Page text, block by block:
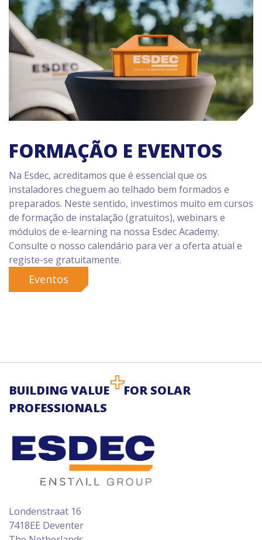
FORMAÇÃO E EVENTOS
Na Esdec, acreditamos que é essencial que os
instaladores cheguem ao telhado bem formados e
preparados. Neste sentido, investimos muito em cursos
de formação de instalação (gratuitos), webinars e
módulos de e-learning na nossa Esdec Academy.
Consulte o nosso calendário para ver a oferta atual e
registe-se gratuitamente.
Eventos
BUILDING VALUE
FOR SOLAR
PROFESSIONALS
Londenstraat 16
7418EE Deventer